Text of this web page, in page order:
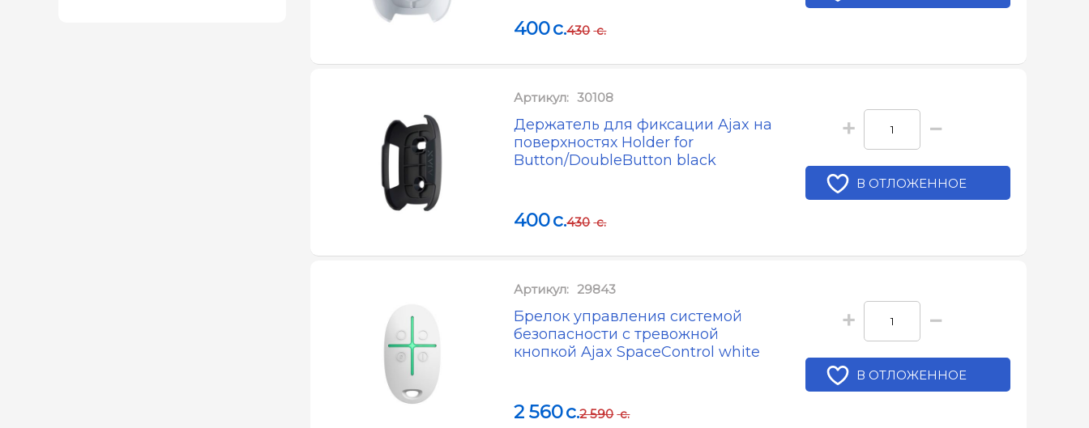
400c.430 c.
Артикул: 30108
Держатель для фиксации Ajax на
поверхностях Holder for
Button/DoubleButton black
400c.430 c.
+ −
В ОТЛОЖЕННОЕ
Артикул: 29843
Брелок управления системой
безопасности с тревожной
кнопкой Ajax SpaceControl white
2 560c.2 590 c.
+ −
В ОТЛОЖЕННОЕ